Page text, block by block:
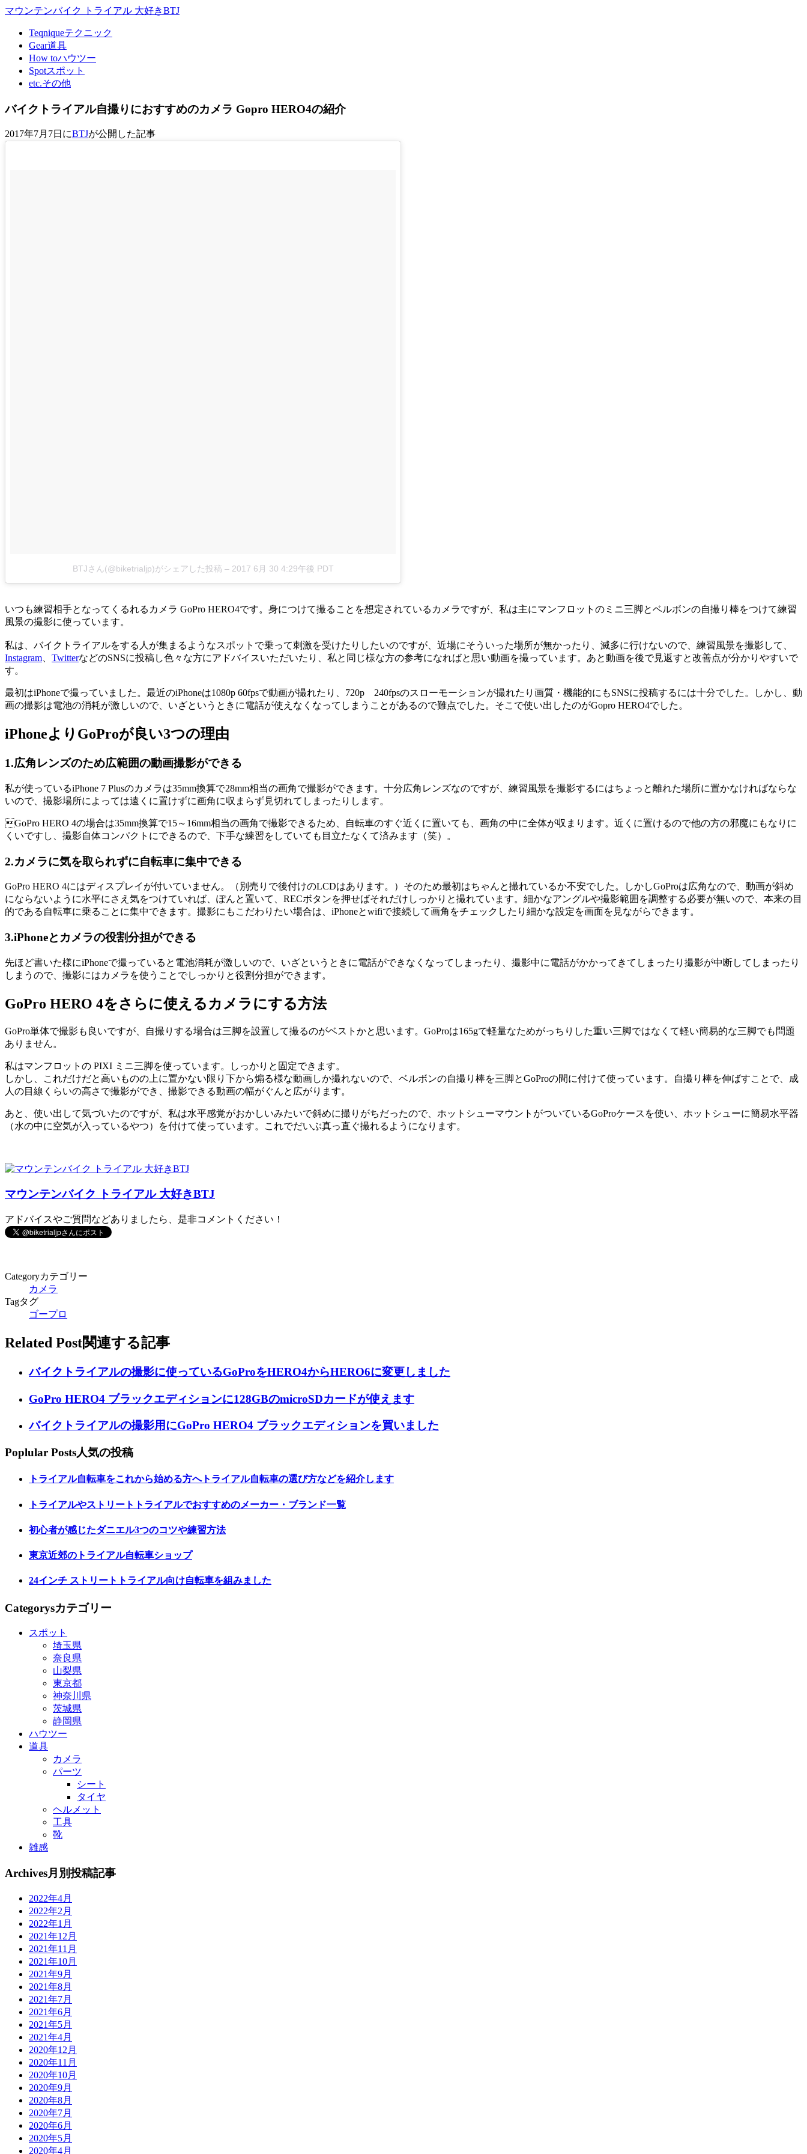
マウンテンバイク トライアル 大好きBTJ
Teqniqueテクニック
Gear道具
How toハウツー
Spotスポット
etc.その他
バイクトライアル自撮りにおすすめのカメラ Gopro HERO4の紹介
2017年7月7日にBTJが公開した記事
BTJさん(@biketrialjp)がシェアした投稿 – 2017 6月 30 4:29午後 PDT
いつも練習相手となってくるれるカメラ GoPro HERO4です。身につけて撮ることを想定されているカメラですが、私は主にマンフロットのミニ三脚とベルボンの自撮り棒をつけて練習
風景の撮影に使っています。
私は、バイクトライアルをする人が集まるようなスポットで乗って刺激を受けたりしたいのですが、近場にそういった場所が無かったり、滅多に行けないので、練習風景を撮影して、
Instagram、 TwitterなどのSNSに投稿し色々な方にアドバイスいただいたり、私と同じ様な方の参考になればと思い動画を撮っています。あと動画を後で見返すと改善点が分かりやすいで
す。
最初はiPhoneで撮っていました。最近のiPhoneは1080p 60fpsで動画が撮れたり、720p 240fpsのスローモーションが撮れたり画質・機能的にもSNSに投稿するには十分でした。しかし、動
画の撮影は電池の消耗が激しいので、いざというときに電話が使えなくなってしまうことがあるので難点でした。そこで使い出したのがGopro HERO4でした。
iPhoneよりGoProが良い3つの理由
1.広角レンズのため広範囲の動画撮影ができる
私が使っているiPhone 7 Plusのカメラは35mm換算で28mm相当の画角で撮影ができます。十分広角レンズなのですが、練習風景を撮影するにはちょっと離れた場所に置かなければならな
いので、撮影場所によっては遠くに置けずに画角に収まらず見切れてしまったりします。
GoPro HERO 4の場合は35mm換算で15～16mm相当の画角で撮影できるため、自転車のすぐ近くに置いても、画角の中に全体が収まります。近くに置けるので他の方の邪魔にもなりに
くいですし、撮影自体コンパクトにできるので、下手な練習をしていても目立たなくて済みます（笑）。
2.カメラに気を取られずに自転車に集中できる
GoPro HERO 4にはディスプレイが付いていません。（別売りで後付けのLCDはあります。）そのため最初はちゃんと撮れているか不安でした。しかしGoProは広角なので、動画が斜め
にならないように水平にさえ気をつけていれば、ぽんと置いて、RECボタンを押せばそれだけしっかりと撮れています。細かなアングルや撮影範囲を調整する必要が無いので、本来の目
的である自転車に乗ることに集中できます。撮影にもこだわりたい場合は、iPhoneとwifiで接続して画角をチェックしたり細かな設定を画面を見ながらできます。
3.iPhoneとカメラの役割分担ができる
先ほど書いた様にiPhoneで撮っていると電池消耗が激しいので、いざというときに電話ができなくなってしまったり、撮影中に電話がかかってきてしまったり撮影が中断してしまったり
しまうので、撮影にはカメラを使うことでしっかりと役割分担ができます。
GoPro HERO 4をさらに使えるカメラにする方法
GoPro単体で撮影も良いですが、自撮りする場合は三脚を設置して撮るのがベストかと思います。GoProは165gで軽量なためがっちりした重い三脚ではなくて軽い簡易的な三脚でも問題
ありません。
私はマンフロットの PIXI ミニ三脚を使っています。しっかりと固定できます。
しかし、これだけだと高いものの上に置かない限り下から煽る様な動画しか撮れないので、ベルボンの自撮り棒を三脚とGoProの間に付けて使っています。自撮り棒を伸ばすことで、成
人の目線くらいの高さで撮影ができ、撮影できる動画の幅がぐんと広がります。
あと、使い出して気づいたのですが、私は水平感覚がおかしいみたいで斜めに撮りがちだったので、ホットシューマウントがついているGoProケースを使い、ホットシューに簡易水平器
（水の中に空気が入っているやつ）を付けて使っています。これでだいぶ真っ直ぐ撮れるようになります。
マウンテンバイク トライアル 大好きBTJ
アドバイスやご質問などありましたら、是非コメントください！
Categoryカテゴリー
カメラ
Tagタグ
ゴープロ
Related Post関連する記事
バイクトライアルの撮影に使っているGoProをHERO4からHERO6に変更しました
GoPro HERO4 ブラックエディションに128GBのmicroSDカードが使えます
バイクトライアルの撮影用にGoPro HERO4 ブラックエディションを買いました
Poplular Posts人気の投稿
トライアル自転車をこれから始める方へトライアル自転車の選び方などを紹介します
トライアルやストリートトライアルでおすすめのメーカー・ブランド一覧
初心者が感じたダニエル3つのコツや練習方法
東京近郊のトライアル自転車ショップ
24インチ ストリートトライアル向け自転車を組みました
Categorysカテゴリー
スポット
埼玉県
奈良県
山梨県
東京都
神奈川県
茨城県
静岡県
ハウツー
道具
カメラ
パーツ
シート
タイヤ
ヘルメット
工具
靴
雑感
Archives月別投稿記事
2022年4月
2022年2月
2022年1月
2021年12月
2021年11月
2021年10月
2021年9月
2021年8月
2021年7月
2021年6月
2021年5月
2021年4月
2020年12月
2020年11月
2020年10月
2020年9月
2020年8月
2020年7月
2020年6月
2020年5月
2020年4月